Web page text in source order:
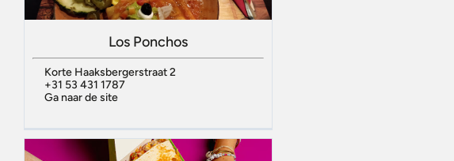
Los Ponchos
Korte Haaksbergerstraat 2
+31 53 431 1787
Ga naar de site